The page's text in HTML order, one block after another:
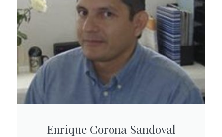
Enrique Corona Sandoval